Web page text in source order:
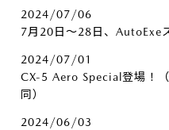
2024/07/06
7月20日～28日、AutoExe
2024/07/01
CX-5 Aero Special登場！
同）
2024/06/03